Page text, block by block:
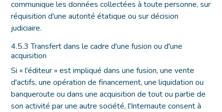
communique les données collectées à toute personne, sur
réquisition d'une autorité étatique ou sur décision
judiciaire.
4.5.3 Transfert dans le cadre d'une fusion ou d'une
acquisition
Si « l'éditeur » est impliqué dans une fusion, une vente
d'actifs, une opération de financement, une liquidation ou
banqueroute ou dans une acquisition de tout ou partie de
son activité par une autre société, l'Internaute consent à